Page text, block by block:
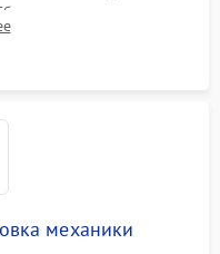
данных о замятиях,
шумах при работе.
механики